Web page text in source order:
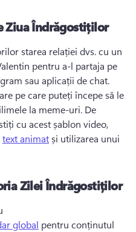
Ziua Îndrăgostiților
starea relației dvs. cu un
pentru a-l partaja pe
pe care puteți începe să le
la meme-uri. De
cu acest șablon video,
text animat și utilizarea unui
Zilei Îndrăgostiților
global pentru conținutul